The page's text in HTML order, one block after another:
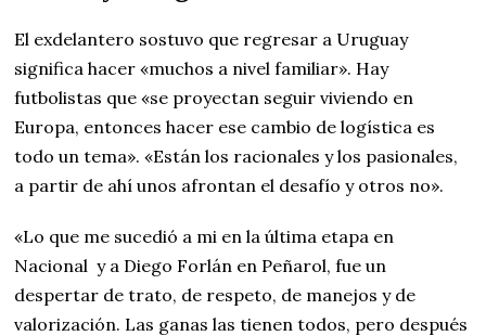
El exdelantero sostuvo que regresar a Uruguay
significa hacer «muchos a nivel familiar». Hay
futbolistas que «se proyectan seguir viviendo en
Europa, entonces hacer ese cambio de logística es
todo un tema». «Están los racionales y los pasionales,
a partir de ahí unos afrontan el desafío y otros no».
«Lo que me sucedió a mi en la última etapa en
Nacional y a Diego Forlán en Peñarol, fue un
despertar de trato, de respeto, de manejos y de
valorización. Las ganas las tienen todos, pero después